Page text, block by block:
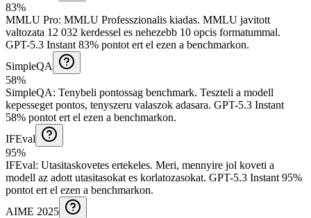
83%
MMLU Pro: MMLU Professzionalis kiadas. MMLU javitott
valtozata 12 032 kerdessel es nehezebb 10 opcis formatummal.
GPT-5.3 Instant 83% pontot ert el ezen a benchmarkon.
SimpleQA
58%
SimpleQA: Tenybeli pontossag benchmark. Teszteli a modell
kepesseget pontos, tenyszeru valaszok adasara. GPT-5.3 Instant
58% pontot ert el ezen a benchmarkon.
IFEval
95%
IFEval: Utasitaskovetes ertekeles. Meri, mennyire jol koveti a
modell az adott utasitasokat es korlatozasokat. GPT-5.3 Instant 95%
pontot ert el ezen a benchmarkon.
AIME 2025